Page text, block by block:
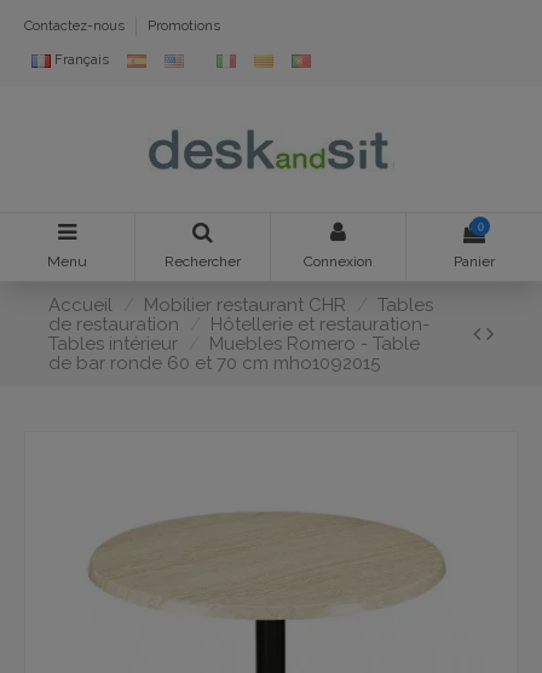
Contactez-nous Promotions
Français
Menu Rechercher Connexion
0
Panier
Accueil Mobilier restaurant CHR
Tables
de restauration
Hôtellerie et restauration-
Tables intérieur
Muebles Romero - Table
de bar ronde 60 et 70 cm mho1092015